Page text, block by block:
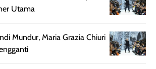
Utama
Mundur, Maria Grazia Chiuri